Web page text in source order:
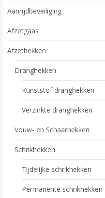
Aanrijdbeveiliging
Afzetgaas
Afzethekken
Dranghekken
Kunststof dranghekken
Verzinkte dranghekken
Vouw- en Schaarhekken
Schrikhekken
Tijdelijke schrikhekken
Permanente schrikhekken